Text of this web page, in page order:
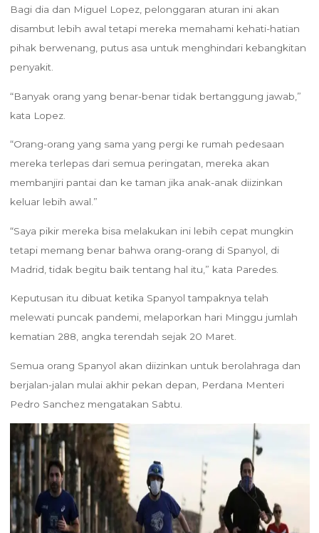
Bagi dia dan Miguel Lopez, pelonggaran aturan ini akan
disambut lebih awal tetapi mereka memahami kehati-hatian
pihak berwenang, putus asa untuk menghindari kebangkitan
penyakit.
“Banyak orang yang benar-benar tidak bertanggung jawab,”
kata Lopez.
“Orang-orang yang sama yang pergi ke rumah pedesaan
mereka terlepas dari semua peringatan, mereka akan
membanjiri pantai dan ke taman jika anak-anak diizinkan
keluar lebih awal.”
“Saya pikir mereka bisa melakukan ini lebih cepat mungkin
tetapi memang benar bahwa orang-orang di Spanyol, di
Madrid, tidak begitu baik tentang hal itu,” kata Paredes.
Keputusan itu dibuat ketika Spanyol tampaknya telah
melewati puncak pandemi, melaporkan hari Minggu jumlah
kematian 288, angka terendah sejak 20 Maret.
Semua orang Spanyol akan diizinkan untuk berolahraga dan
berjalan-jalan mulai akhir pekan depan, Perdana Menteri
Pedro Sanchez mengatakan Sabtu.